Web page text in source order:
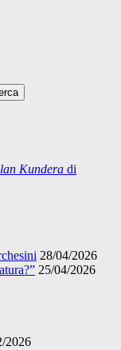
Kundera di
28/04/2026
25/04/2026
2026